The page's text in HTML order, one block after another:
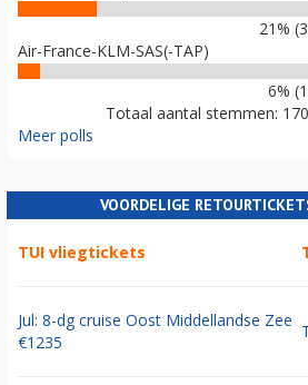
21%
Air-France-KLM-SAS(-TAP)
6%
Totaal aantal stemmen: 170
Meer polls
VOORDELIGE
TUI vliegtickets
Jul: 8-dg cruise Oost Middellandse Zee
€1235